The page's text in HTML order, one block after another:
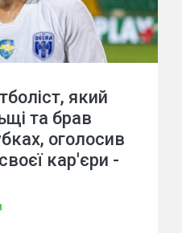
який
та брав
оголосив
кар'єри -